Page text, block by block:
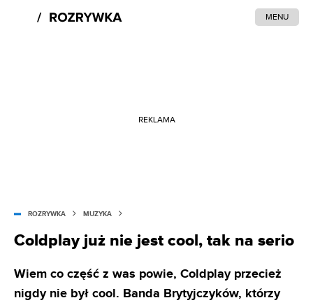
MENU
REKLAMA
ROZRYWKA MUZYKA
Coldplay już nie jest cool, tak na serio
Wiem co część z was powie, Coldplay przecież
nigdy nie był cool. Banda Brytyjczyków, którzy